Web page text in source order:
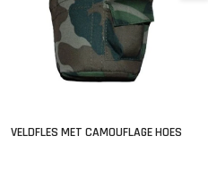
VELDFLES MET CAMOUFLAGE HOES